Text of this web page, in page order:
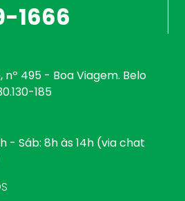
1666
nº 495 - Boa Viagem. Belo
185
- Sáb: 8h às 14h (via chat